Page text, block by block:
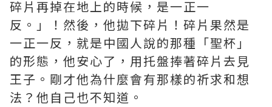
碎片再掉在地上的時候，是一正一
反。」！然後，他拋下碎片！碎片果然是
一正一反，就是中國人說的那種「聖杯」
的形態，他安心了，用托盤捧著碎片去見
王子。剛才他為什麼會有那樣的祈求和想
法？他自己也不知道。